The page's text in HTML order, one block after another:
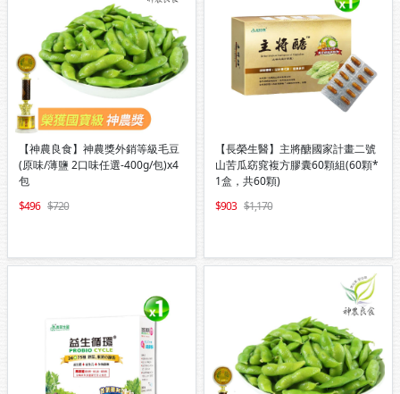
【神農良食】神農獎外銷等級毛豆
(原味/薄鹽 2口味任選-400g/包)x4
包
496
720
【長榮生醫】主將醣國家計畫二號
山苦瓜窈窕複方膠囊60顆組(60顆*
1盒，共60顆)
903
1,170